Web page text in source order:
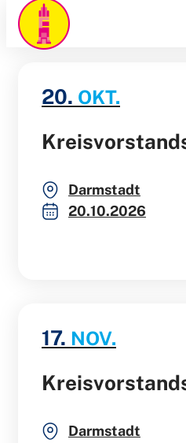
Direkt
zum
20. OKT.
Darmstadt
20.10.2026
17. NOV.
Darmstadt